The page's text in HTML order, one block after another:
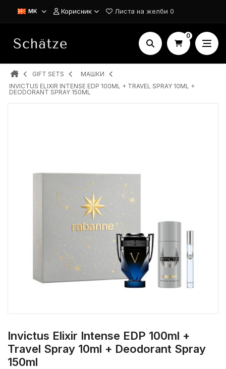
MK Корисник Листа на желби 0
0
GIFT SETS
МАШКИ
INVICTUS ELIXIR INTENSE EDP 100ML + TRAVEL SPRAY 10ML +
DEODORANT SPRAY 150ML
Invictus Elixir Intense EDP 100ml +
Travel Spray 10ml + Deodorant Spray
150ml